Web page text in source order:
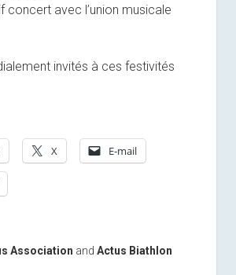
avec l’union musicale
invités à ces festivités
X E-mail
Association and Actus Biathlon